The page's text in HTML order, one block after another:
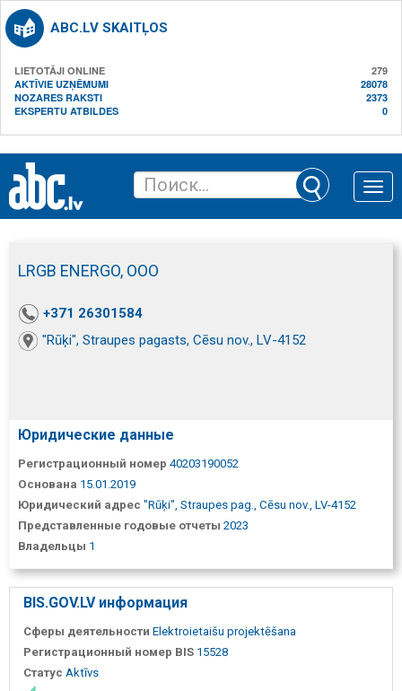
ABC.LV SKAITĻOS
LIETOTĀJI ONLINE
279
AKTĪVIE UZŅĒMUMI
28078
NOZARES RAKSTI
2373
EKSPERTU ATBILDES
0
Toggle
LRGB ENERGO, ООО
+371 26301584
"Rūķi", Straupes pagasts, Cēsu nov., LV-4152
Юридические данные
Регистрационный номер 40203190052
Основана 15.01.2019
Юридический адрес "Rūķi", Straupes pag., Cēsu nov., LV-4152
Представленные годовые отчеты 2023
Владельцы 1
BIS.GOV.LV информация
Сферы деятельности Elektroietaišu projektēšana
Регистрационный номер BIS 15528
Статус Aktīvs